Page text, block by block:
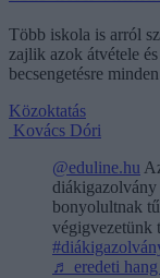
Több iskola is arról
zajlik azok átvétele
becsengetésre
Közoktatás
Kovács Dóri
@eduline.hu
diákigazolvány
bonyolultnak
végigvezetünk
♬ eredeti